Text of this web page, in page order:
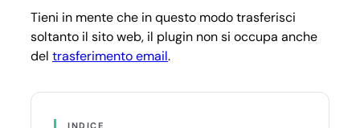
Tieni in mente che in questo modo trasferisci
soltanto il sito web, il plugin non si occupa anche
del trasferimento email.
INDICE